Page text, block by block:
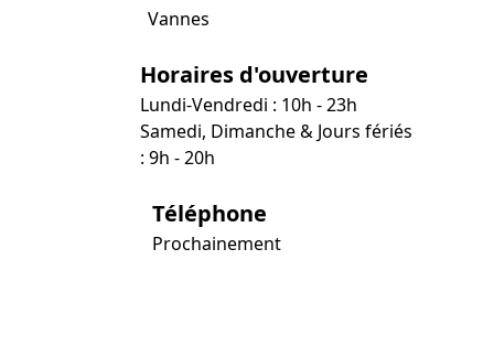
Vannes
Horaires d'ouverture
Lundi-Vendredi : 10h - 23h
Samedi, Dimanche & Jours fériés
: 9h - 20h
Téléphone
Prochainement